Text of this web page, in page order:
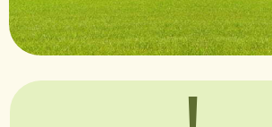
Посадочный материал FundukEco:
уже адаптированы климату
их мамы растут в маточнике уже
имеют развитую корневую